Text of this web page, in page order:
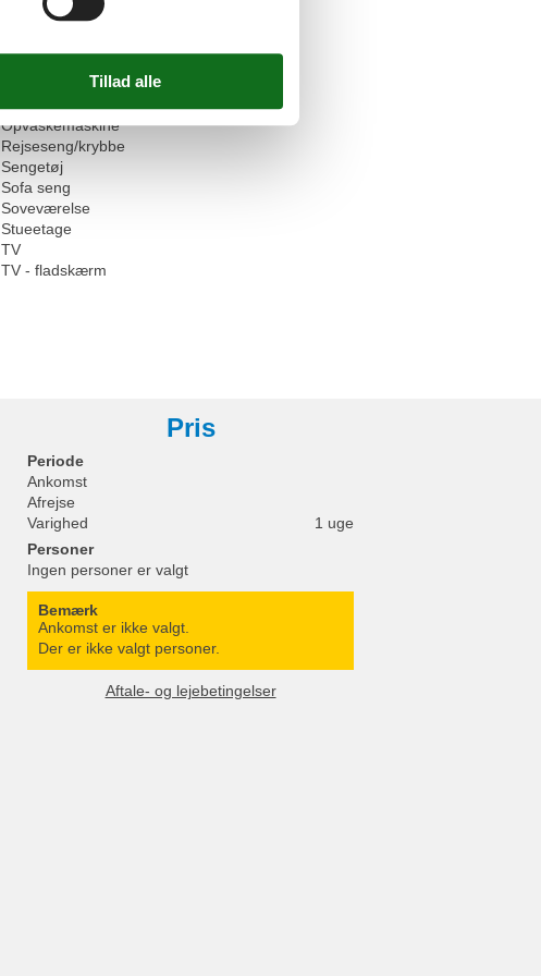
Kombineret stue/soveværelse
Mulighed for fryser
Opvarmet
Opvaskemaskine
Rejseseng/krybbe
Sengetøj
Sofa seng
Soveværelse
Stueetage
TV
TV - fladskærm
Pris
Periode
Ankomst
Afrejse
Varighed
1 uge
Personer
Ingen personer er valgt
Bemærk
Ankomst er ikke valgt.
Der er ikke valgt personer.
Aftale- og lejebetingelser